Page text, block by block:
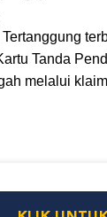
Tanda
melalui